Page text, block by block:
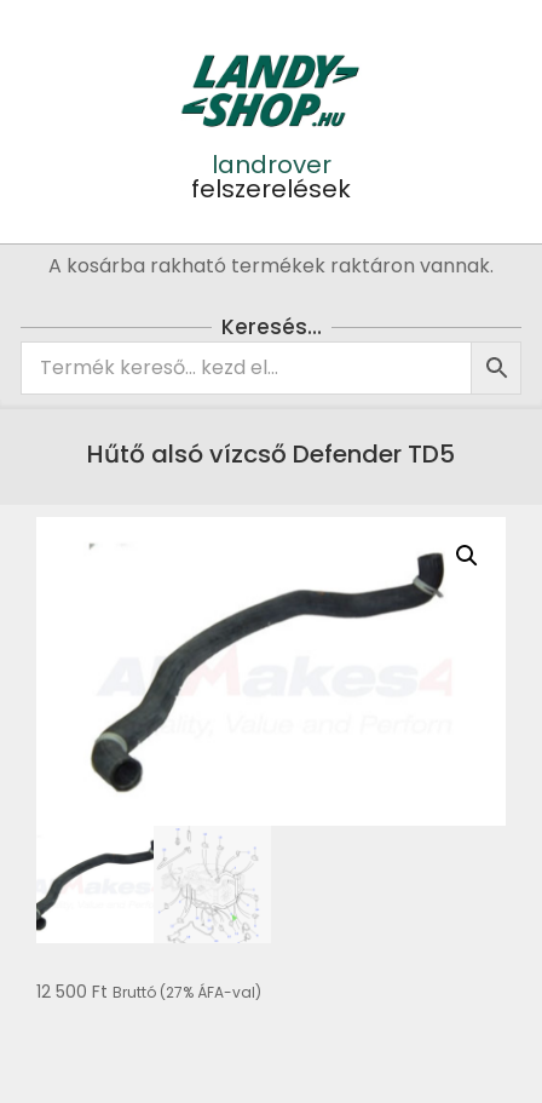
landrover
felszerelések
PrimaryA kosárba rakható termékek raktáron vannak.
Keresés…
Hűtő alsó vízcső Defender TD5
12 500 Ft Bruttó (27% ÁFA-val)